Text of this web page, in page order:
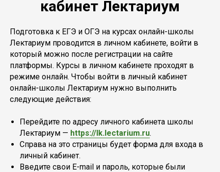
кабинет Лектариум
Подготовка к ЕГЭ и ОГЭ на курсах онлайн-школы
Лектариум проводится в личном кабинете, войти в
который можно после регистрации на сайте
платформы. Курсы в личном кабинете проходят в
режиме онлайн. Чтобы войти в личный кабинет
онлайн-школы Лектариум нужно выполнить
следующие действия:
Перейдите по адресу личного кабинета школы
Лектариум — https://lk.lectarium.ru.
Справа на это страницы будет форма для входа в
личный кабинет.
Введите свои E-mail и пароль, которые были